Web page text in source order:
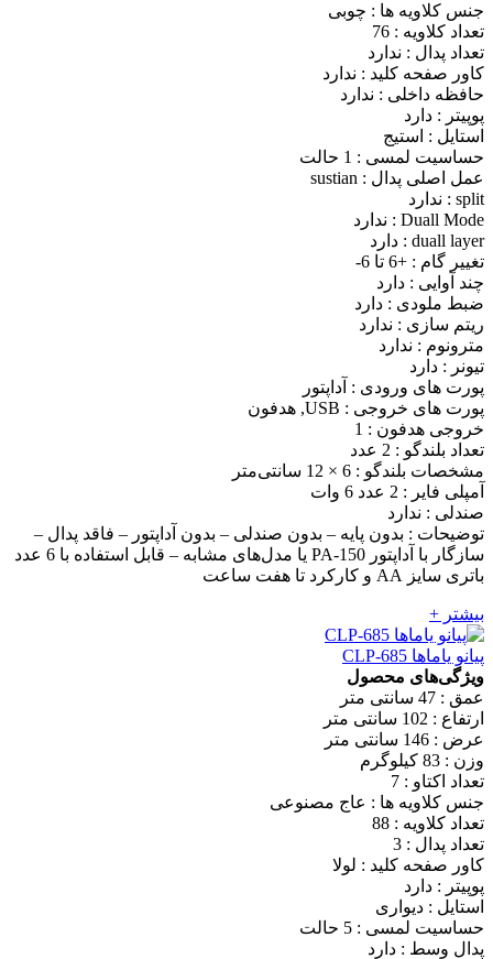
جنس کلاویه ها : چوبی
تعداد کلاویه : 76
تعداد پدال : ندارد
کاور صفحه کلید : ندارد
حافظه داخلی : ندارد
پوپیتر : دارد
استایل : استیج
حساسیت لمسی : 1 حالت
عمل اصلی پدال : sustian
split : ندارد
Duall Mode : ندارد
duall layer : دارد
تغییر گام : +6 تا 6-
چند آوایی : دارد
ضبط ملودی : دارد
ریتم سازی : ندارد
مترونوم : ندارد
تیونر : دارد
پورت های ورودی : آداپتور
پورت های خروجی : USB, هدفون
خروجی هدفون : 1
تعداد بلندگو : 2 عدد
مشخصات بلندگو : 6 × 12 سانتی‌متر
آمپلی فایر : 2 عدد 6 وات
صندلی : ندارد
توضیحات : بدون پایه – بدون صندلی – بدون آداپتور – فاقد پدال –
سازگار با آداپتور PA-150 یا مدل‌های مشابه – قابل استفاده با 6 عدد
باتری سایز AA و کارکرد تا هفت ساعت
بیشتر +
پیانو یاماها CLP-685
ویژگی‌های محصول
عمق : 47 سانتی متر
ارتفاع : 102 سانتی متر
عرض : 146 سانتی متر
وزن : 83 کیلوگرم
تعداد اکتاو : 7
جنس کلاویه ها : عاج مصنوعی
تعداد کلاویه : 88
تعداد پدال : 3
کاور صفحه کلید : لولا
پوپیتر : دارد
استایل : دیواری
حساسیت لمسی : 5 حالت
پدال وسط : دارد